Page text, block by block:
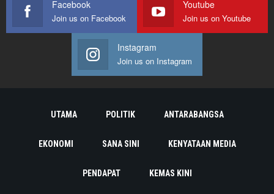
Facebook
Join us on Facebook
Youtube
Join us on Youtube
Instagram
Join us on Instagram
UTAMA POLITIK ANTARABANGSA
EKONOMI SANA SINI KENYATAAN MEDIA
PENDAPAT KEMAS KINI